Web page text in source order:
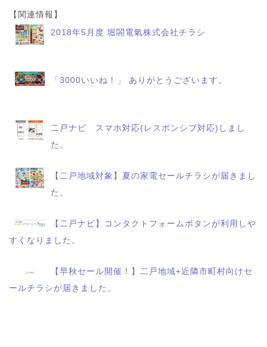
【関連情報】
2018年5月度 堀閤電氣株式会社チラシ
「3000いいね！」 ありがとうございます。
二戸ナビ スマホ対応(レスポンシブ対応)しまし
た。
【二戸地域対象】夏の家電セールチラシが届きまし
た。
【二戸ナビ】コンタクトフォームボタンが利用しや
すくなりました。
【早秋セール開催！】二戸地域+近隣市町村向けセ
ールチラシが届きました。